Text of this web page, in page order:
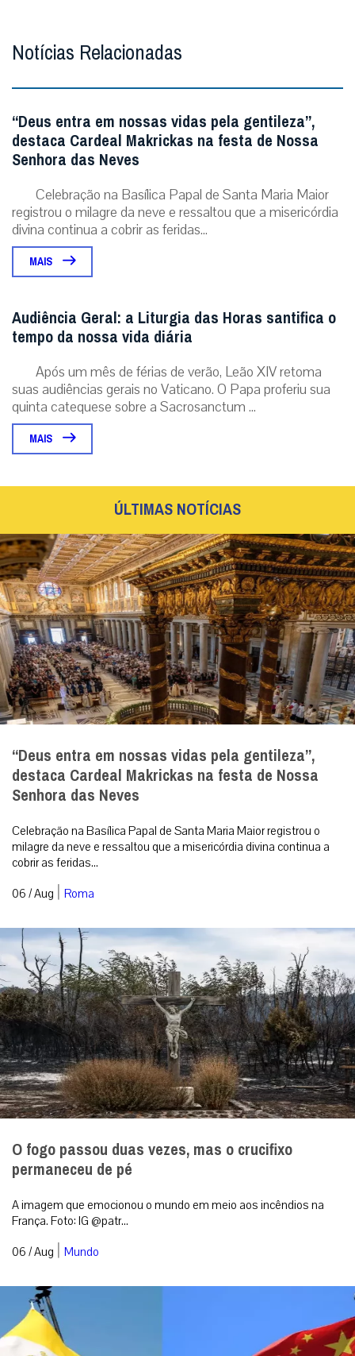
Notícias Relacionadas
“Deus entra em nossas vidas pela gentileza”,
destaca Cardeal Makrickas na festa de Nossa
Senhora das Neves
Celebração na Basílica Papal de Santa Maria Maior
registrou o milagre da neve e ressaltou que a misericórdia
divina continua a cobrir as feridas...
MAIS
Audiência Geral: a Liturgia das Horas santifica o
tempo da nossa vida diária
Após um mês de férias de verão, Leão XIV retoma
suas audiências gerais no Vaticano. O Papa proferiu sua
quinta catequese sobre a Sacrosanctum ...
MAIS
ÚLTIMAS NOTÍCIAS
“Deus entra em nossas vidas pela gentileza”,
destaca Cardeal Makrickas na festa de Nossa
Senhora das Neves
Celebração na Basílica Papal de Santa Maria Maior registrou o
milagre da neve e ressaltou que a misericórdia divina continua a
cobrir as feridas...
06 / Aug | Roma
O fogo passou duas vezes, mas o crucifixo
permaneceu de pé
A imagem que emocionou o mundo em meio aos incêndios na
França. Foto: IG @patr...
06 / Aug | Mundo